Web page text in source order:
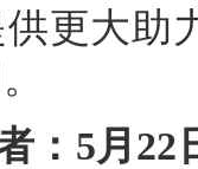
更大助
：5月